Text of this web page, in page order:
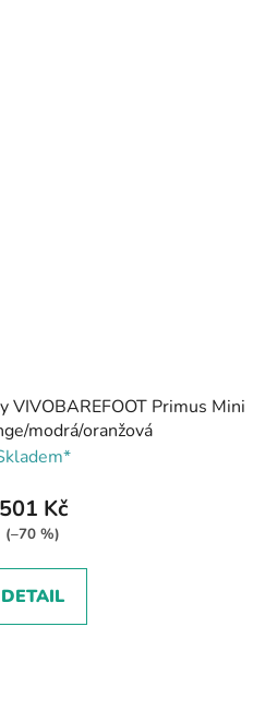
VIVOBAREFOOT Primus Mini
modrá/oranžová
501 Kč
(–70 %)
DETAIL